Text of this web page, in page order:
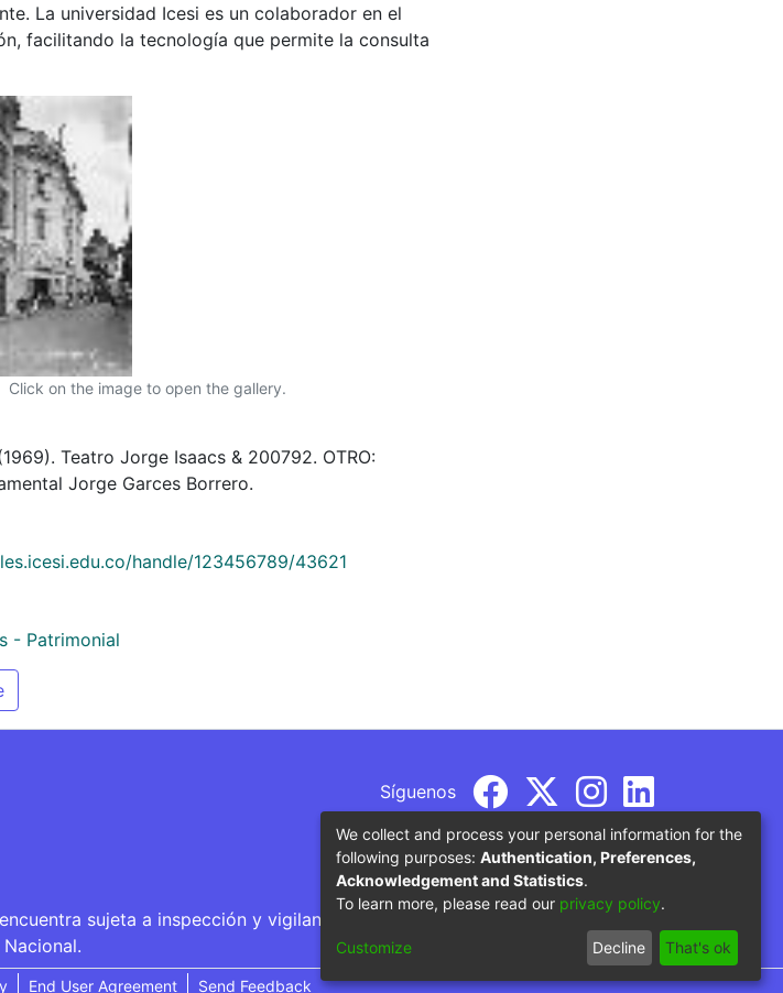
La universidad Icesi es un colaborador en el
facilitando la tecnología que permite la consulta
Click on the image to open the gallery.
Teatro Jorge Isaacs & 200792. OTRO:
Jorge Garces Borrero.
handle/123456789/43621
- Patrimonial
Síguenos
sujeta a inspección y vigilancia por parte del Ministerio de Educación
Nacional.
End User Agreement Send Feedback
We collect and process your personal information for the
following purposes: Authentication, Preferences,
Acknowledgement and Statistics.
To learn more, please read our privacy policy.
Customize Decline That's ok